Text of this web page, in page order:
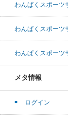
わんぱくスポーツ
わんぱくスポーツ
わんぱくスポーツ
メタ情報
ログイン